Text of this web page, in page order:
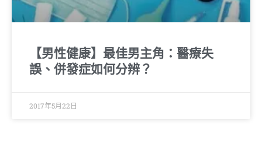
【男性健康】最佳男主角：醫療失
誤、併發症如何分辨？
2017年5月22日